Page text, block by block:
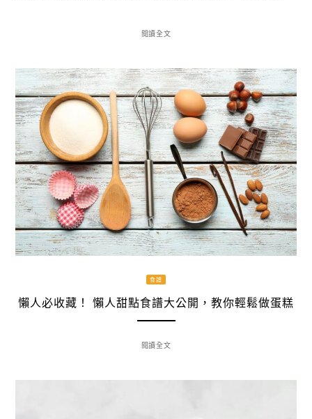
閱讀全文
食譜
懶人必收藏！ 懶人甜點食譜大公開，教你輕鬆做蛋糕
閱讀全文